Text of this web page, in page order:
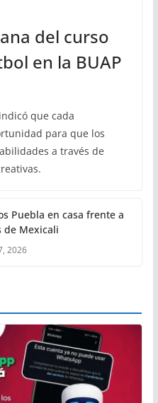
del curso
en la BUAP
que cada
para que los
a través de
Puebla en casa frente a
de Mexicali
2026